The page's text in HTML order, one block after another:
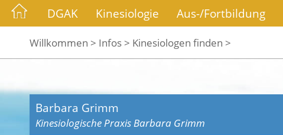
DGAK Kinesiologie Aus-/Fortbildung
Willkommen > Infos > Kinesiologen finden >
Barbara Grimm
Kinesiologische Praxis Barbara Grimm